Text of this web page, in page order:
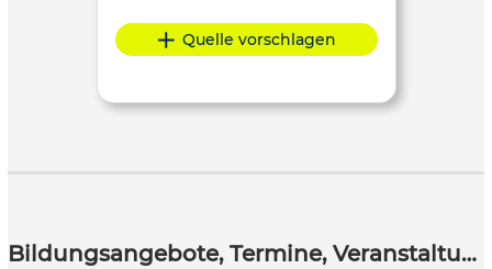
Quelle vorschlagen
Bildungsangebote, Termine, Veranstaltungen